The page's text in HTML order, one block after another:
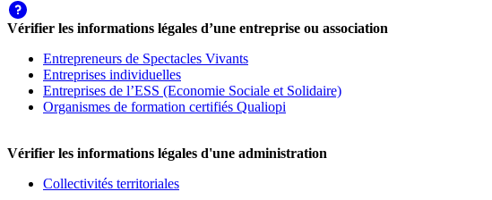
Vérifier les informations légales d’une entreprise ou association
Entrepreneurs de Spectacles Vivants
Entreprises individuelles
Entreprises de l’ESS (Economie Sociale et Solidaire)
Organismes de formation certifiés Qualiopi
Vérifier les informations légales d'une administration
Collectivités territoriales